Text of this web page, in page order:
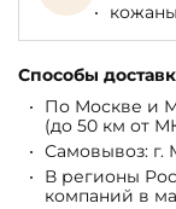
Способы
По Москве и
(до 50 км от
Самовывоз: г.
В регионы
компаний в